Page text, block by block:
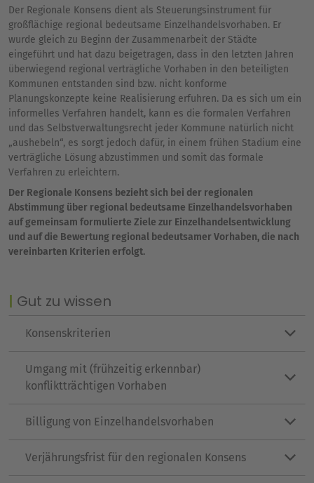
Der Regionale Konsens dient als Steuerungsinstrument für
großflächige regional bedeutsame Einzelhandelsvorhaben. Er
wurde gleich zu Beginn der Zusammenarbeit der Städte
eingeführt und hat dazu beigetragen, dass in den letzten Jahren
überwiegend regional verträgliche Vorhaben in den beteiligten
Kommunen entstanden sind bzw. nicht konforme
Planungskonzepte keine Realisierung erfuhren. Da es sich um ein
informelles Verfahren handelt, kann es die formalen Verfahren
und das Selbstverwaltungsrecht jeder Kommune natürlich nicht
„aushebeln“, es sorgt jedoch dafür, in einem frühen Stadium eine
verträgliche Lösung abzustimmen und somit das formale
Verfahren zu erleichtern.
Der Regionale Konsens bezieht sich bei der regionalen
Abstimmung über regional bedeutsame Einzelhandelsvorhaben
auf gemeinsam formulierte Ziele zur Einzelhandelsentwicklung
und auf die Bewertung regional bedeutsamer Vorhaben, die nach
vereinbarten Kriterien erfolgt.
Gut zu wissen
Konsenskriterien
Umgang mit (frühzeitig erkennbar)
konfliktträchtigen Vorhaben
Billigung von Einzelhandelsvorhaben
Verjährungsfrist für den regionalen Konsens